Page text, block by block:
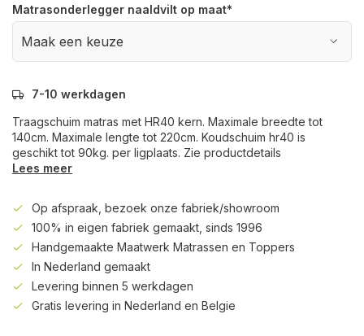
Matrasonderlegger naaldvilt op maat*
7-10 werkdagen
Traagschuim matras met HR40 kern. Maximale breedte tot
140cm. Maximale lengte tot 220cm. Koudschuim hr40 is
geschikt tot 90kg. per ligplaats. Zie productdetails
Lees meer
Op afspraak, bezoek onze fabriek/showroom
100% in eigen fabriek gemaakt, sinds 1996
Handgemaakte Maatwerk Matrassen en Toppers
In Nederland gemaakt
Levering binnen 5 werkdagen
Gratis levering in Nederland en Belgie